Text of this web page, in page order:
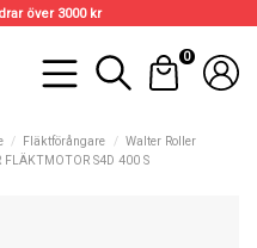
över 3000 kr
0
Fläktförångare
Walter Roller
FLÄKTMOTOR S4D 400 S